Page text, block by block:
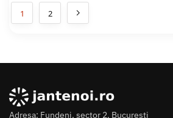
1 2
Adresa: Fundeni, sector 2, Bucuresti